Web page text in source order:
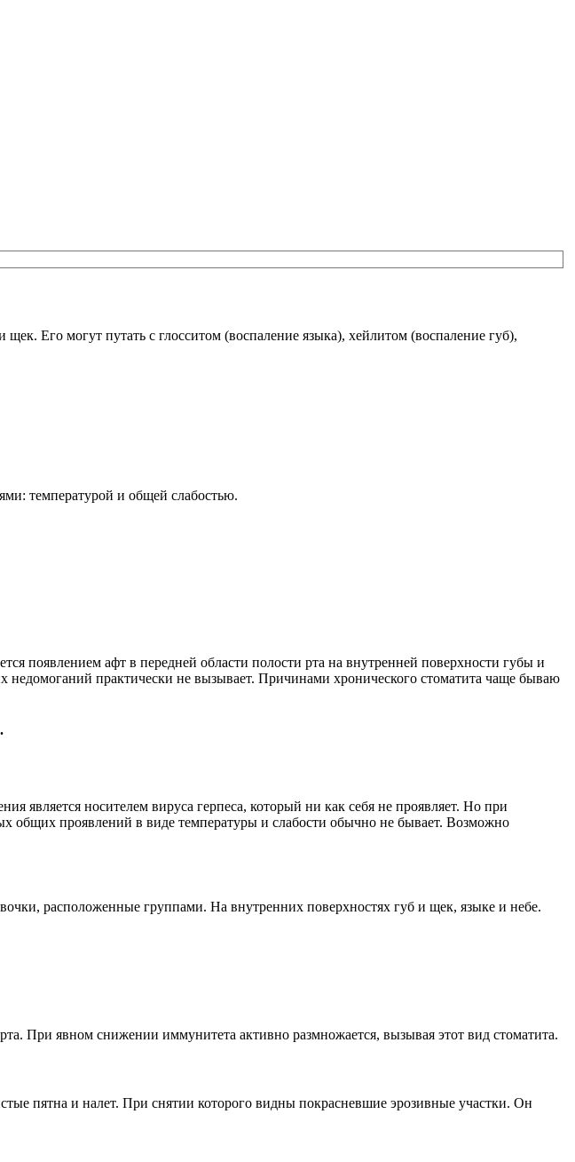
Его могут путать с глосситом (воспаление языка), хейлитом (воспаление губ),
температурой и общей слабостью.
появлением афт в передней области полости рта на внутренней поверхности губы и
практически не вызывает. Причинами хронического стоматита чаще бываю
является носителем вируса герпеса, который ни как себя не проявляет. Но при
общих проявлений в виде температуры и слабости обычно не бывает. Возможно
расположенные группами. На внутренних поверхностях губ и щек, языке и небе.
При явном снижении иммунитета активно размножается, вызывая этот вид стоматита.
пятна и налет. При снятии которого видны покрасневшие эрозивные участки. Он